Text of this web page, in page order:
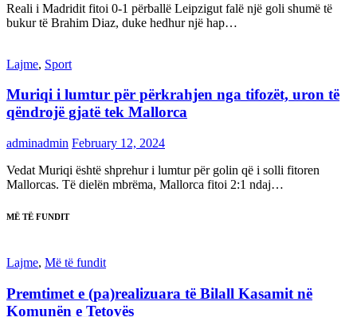
Reali i Madridit fitoi 0-1 përballë Leipzigut falë një goli shumë të
bukur të Brahim Diaz, duke hedhur një hap…
Lajme, Sport
Muriqi i lumtur për përkrahjen nga tifozët, uron të
qëndrojë gjatë tek Mallorca
adminadmin February 12, 2024
Vedat Muriqi është shprehur i lumtur për golin që i solli fitoren
Mallorcas. Të dielën mbrëma, Mallorca fitoi 2:1 ndaj…
MË TË FUNDIT
Lajme, Më të fundit
Premtimet e (pa)realizuara të Bilall Kasamit në
Komunën e Tetovës